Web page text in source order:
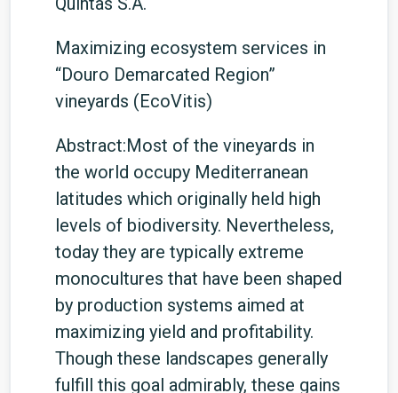
Maximizing ecosystem services in
“Douro Demarcated Region”
vineyards (EcoVitis)
Abstract:Most of the vineyards in
the world occupy Mediterranean
latitudes which originally held high
levels of biodiversity. Nevertheless,
today they are typically extreme
monocultures that have been shaped
by production systems aimed at
maximizing yield and profitability.
Though these landscapes generally
fulfill this goal admirably, these gains